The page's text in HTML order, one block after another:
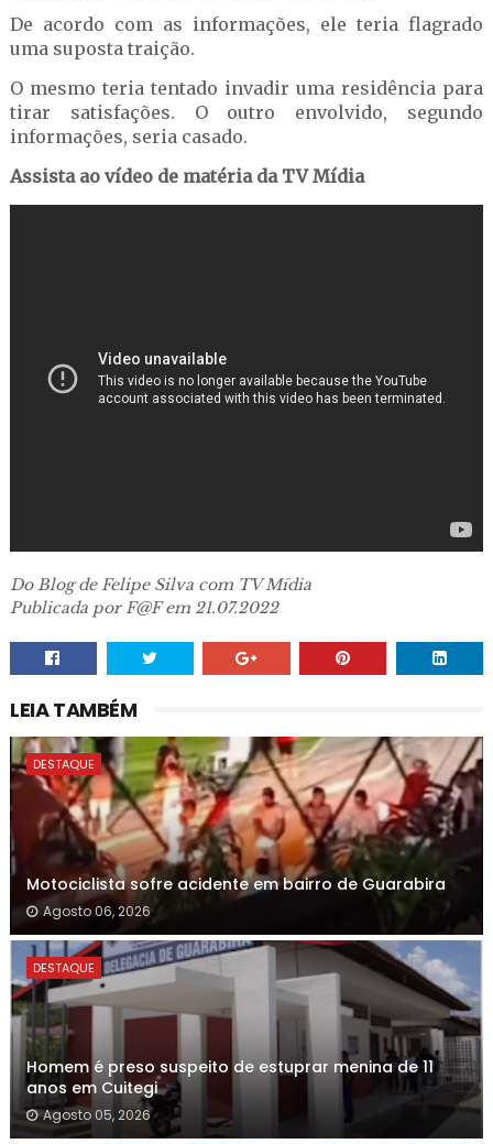
De acordo com as informações, ele teria flagrado
uma suposta traição.
O mesmo teria tentado invadir uma residência para
tirar satisfações. O outro envolvido, segundo
informações, seria casado.
Assista ao vídeo de matéria da TV Mídia
Do Blog de Felipe Silva com TV Mídia
Publicada por F@F em 21.07.2022
LEIA TAMBÉM
DESTAQUE
Motociclista sofre acidente em bairro de Guarabira
Agosto 06, 2026
DESTAQUE
Homem é preso suspeito de estuprar menina de 11
anos em Cuitegi
Agosto 05, 2026